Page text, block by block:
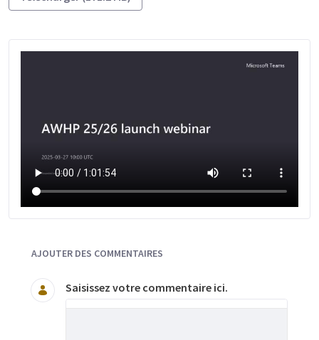
AJOUTER DES COMMENTAIRES
Saisissez votre commentaire ici.